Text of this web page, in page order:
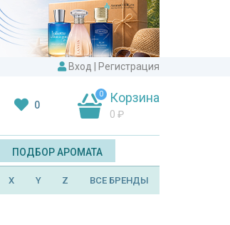
Вход Регистрация
0
0 Корзина
0 ₽
ПОДБОР АРОМАТА
X Y Z ВСЕ БРЕНДЫ